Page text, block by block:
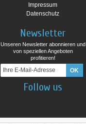
Impressum
Datenschutz
Newsletter
Unseren Newsletter abonnieren und
von speziellen Angeboten
profitieren!
Follow us